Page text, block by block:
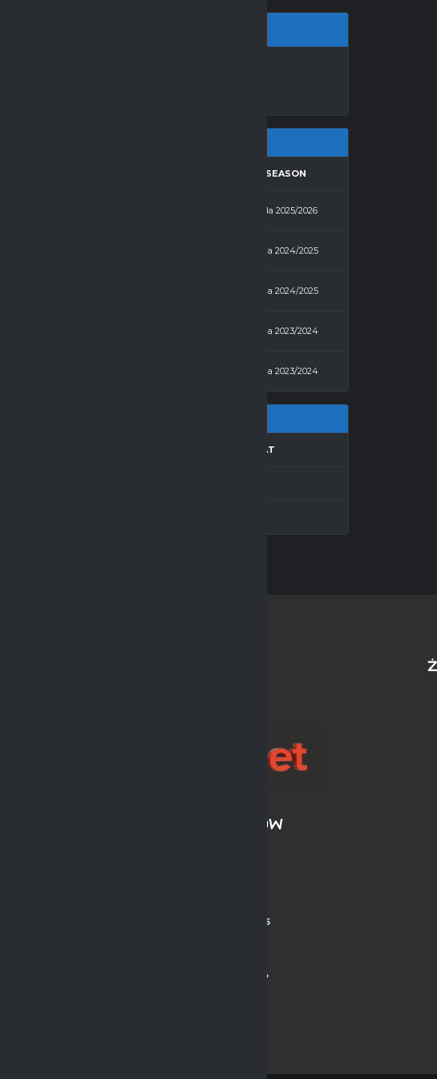
SEASON
Hala 2025/2026
Hala 2024/2025
Hala 2024/2025
Hala 2023/2024
Hala 2023/2024
REZULTAT
ARCHIWUM SEZONÓW
LPH MOS OLDBOYS 2024/2025
PL MOS ORLIK OLDBOYS 2024